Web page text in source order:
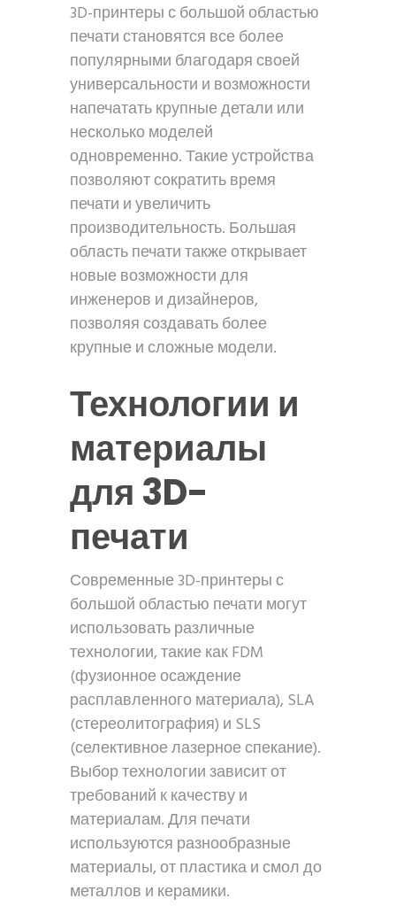
3D-принтеры с большой областью
печати становятся все более
популярными благодаря своей
универсальности и возможности
напечатать крупные детали или
несколько моделей
одновременно. Такие устройства
позволяют сократить время
печати и увеличить
производительность. Большая
область печати также открывает
новые возможности для
инженеров и дизайнеров,
позволяя создавать более
крупные и сложные модели.
Технологии и
материалы
для 3D-
печати
Современные 3D-принтеры с
большой областью печати могут
использовать различные
технологии, такие как FDM
(фузионное осаждение
расплавленного материала), SLA
(стереолитография) и SLS
(селективное лазерное спекание).
Выбор технологии зависит от
требований к качеству и
материалам. Для печати
используются разнообразные
материалы, от пластика и смол до
металлов и керамики.